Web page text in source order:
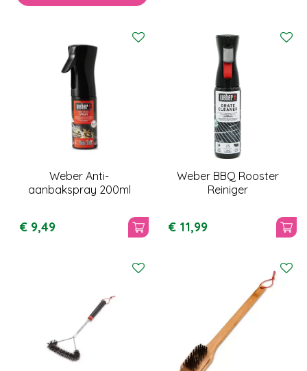
Weber Anti-
aanbakspray 200ml
€ 9,49
Weber BBQ Rooster
Reiniger
€ 11,99